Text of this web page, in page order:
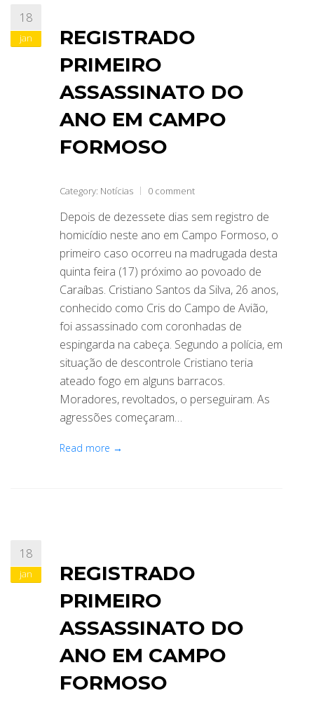
18
jan
REGISTRADO
PRIMEIRO
ASSASSINATO DO
ANO EM CAMPO
FORMOSO
Category: Notícias 0 comment
Depois de dezessete dias sem registro de
homicídio neste ano em Campo Formoso, o
primeiro caso ocorreu na madrugada desta
quinta feira (17) próximo ao povoado de
Caraíbas. Cristiano Santos da Silva, 26 anos,
conhecido como Cris do Campo de Avião,
foi assassinado com coronhadas de
espingarda na cabeça. Segundo a polícia, em
situação de descontrole Cristiano teria
ateado fogo em alguns barracos.
Moradores, revoltados, o perseguiram. As
agressões começaram…
Read more →
18
jan
REGISTRADO
PRIMEIRO
ASSASSINATO DO
ANO EM CAMPO
FORMOSO